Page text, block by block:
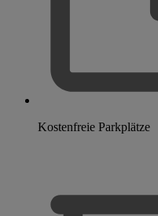
Kostenfreie Parkplätze